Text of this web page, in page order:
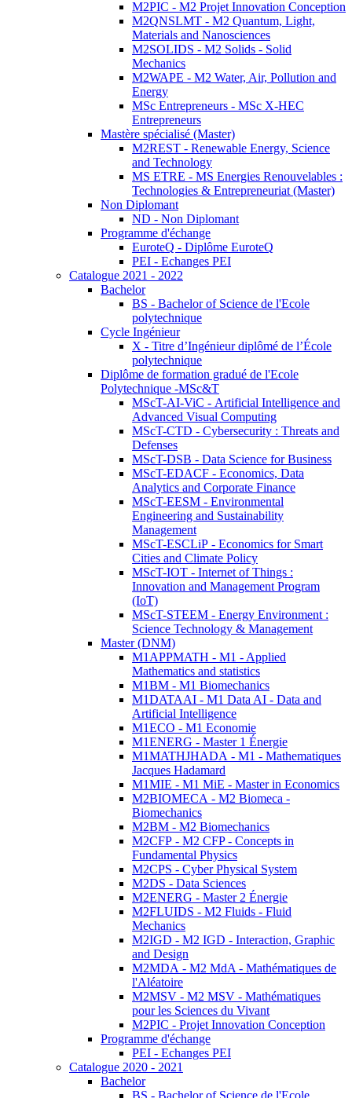
M2PIC - M2 Projet Innovation Conception
M2QNSLMT - M2 Quantum, Light,
Materials and Nanosciences
M2SOLIDS - M2 Solids - Solid
Mechanics
M2WAPE - M2 Water, Air, Pollution and
Energy
MSc Entrepreneurs - MSc X-HEC
Entrepreneurs
Mastère spécialisé (Master)
M2REST - Renewable Energy, Science
and Technology
MS ETRE - MS Energies Renouvelables :
Technologies & Entrepreneuriat (Master)
Non Diplomant
ND - Non Diplomant
Programme d'échange
EuroteQ - Diplôme EuroteQ
PEI - Echanges PEI
Catalogue 2021 - 2022
Bachelor
BS - Bachelor of Science de l'Ecole
polytechnique
Cycle Ingénieur
X - Titre d’Ingénieur diplômé de l’École
polytechnique
Diplôme de formation gradué de l'Ecole
Polytechnique -MSc&T
MScT-AI-ViC - Artificial Intelligence and
Advanced Visual Computing
MScT-CTD - Cybersecurity : Threats and
Defenses
MScT-DSB - Data Science for Business
MScT-EDACF - Economics, Data
Analytics and Corporate Finance
MScT-EESM - Environmental
Engineering and Sustainability
Management
MScT-ESCLiP - Economics for Smart
Cities and Climate Policy
MScT-IOT - Internet of Things :
Innovation and Management Program
(IoT)
MScT-STEEM - Energy Environment :
Science Technology & Management
Master (DNM)
M1APPMATH - M1 - Applied
Mathematics and statistics
M1BM - M1 Biomechanics
M1DATAAI - M1 Data AI - Data and
Artificial Intelligence
M1ECO - M1 Economie
M1ENERG - Master 1 Énergie
M1MATHJHADA - M1 - Mathematiques
Jacques Hadamard
M1MIE - M1 MiE - Master in Economics
M2BIOMECA - M2 Biomeca -
Biomechanics
M2BM - M2 Biomechanics
M2CFP - M2 CFP - Concepts in
Fundamental Physics
M2CPS - Cyber Physical System
M2DS - Data Sciences
M2ENERG - Master 2 Énergie
M2FLUIDS - M2 Fluids - Fluid
Mechanics
M2IGD - M2 IGD - Interaction, Graphic
and Design
M2MDA - M2 MdA - Mathématiques de
l'Aléatoire
M2MSV - M2 MSV - Mathématiques
pour les Sciences du Vivant
M2PIC - Projet Innovation Conception
Programme d'échange
PEI - Echanges PEI
Catalogue 2020 - 2021
Bachelor
BS - Bachelor of Science de l'Ecole